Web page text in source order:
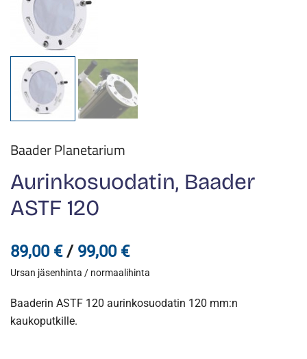
Baader Planetarium
Aurinkosuodatin, Baader
ASTF 120
89,00 € / 99,00 €Hintaluokka:
89,00 €
-
Ursan jäsenhinta / normaalihinta
Baaderin ASTF 120 aurinkosuodatin 120 mm:n
kaukoputkille.